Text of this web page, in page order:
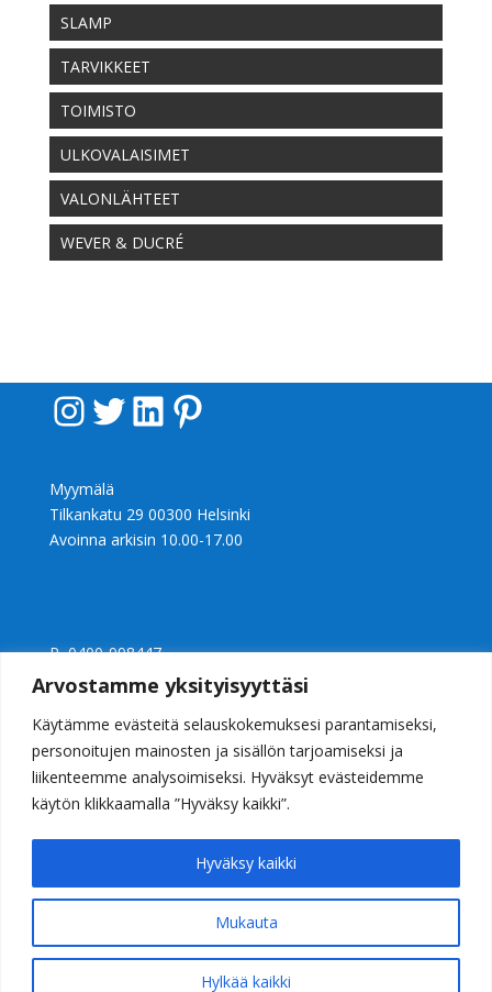
Arvostamme yksityisyyttäsi
Käytämme evästeitä selauskokemuksesi parantamiseksi,
personoitujen mainosten ja sisällön tarjoamiseksi ja
liikenteemme analysoimiseksi. Hyväksyt evästeidemme
käytön klikkaamalla ”Hyväksy kaikki”.
Mukauta
Hylkää kaikki
Hyväksy kaikki
SLAMP
TARVIKKEET
TOIMISTO
ULKOVALAISIMET
VALONLÄHTEET
WEVER & DUCRÉ
InstagramTwitter LinkedIn Pinterest
Myymälä
Tilkankatu 29 00300 Helsinki
Avoinna arkisin 10.00-17.00
P 0400-998447
Ly 2397240-0
Valaisinkauppa Casalight Helsinki
© 2026 Casalight Oy. Kaikki oikeudet pidätetään